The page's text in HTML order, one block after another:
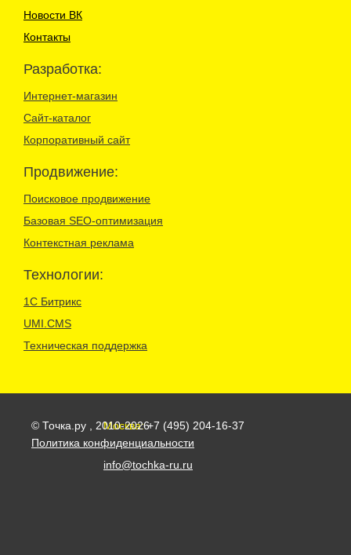
Новости ВК
Контакты
Разработка:
Интернет-магазин
Сайт-каталог
Корпоративный сайт
Продвижение:
Поисковое продвижение
Базовая SEO-оптимизация
Контекстная реклама
Технологии:
1С Битрикс
UMI.CMS
Техническая поддержка
Москва:+7 (495) 204-16-37
info@tochka-ru.ru
© Точка.ру , 2010-2026
Политика конфиденциальности